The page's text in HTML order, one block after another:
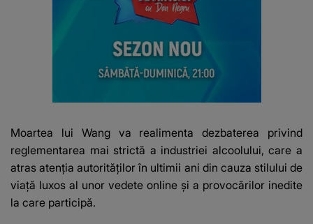
Moartea lui Wang va realimenta dezbaterea privind
reglementarea mai strictă a industriei alcoolului, care a
atras atenția autorităților în ultimii ani din cauza stilului de
viață luxos al unor vedete online și a provocărilor inedite
la care participă.